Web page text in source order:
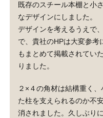
既存のスチール本棚と小
なデザインにしました。
デザインを考えるうえで
で、貴社のHPは大変参考
もまとめて掲載されてい
りました。
２×４の角材は結構重く
た柱を支えられるのか不
消されました。久しぶり